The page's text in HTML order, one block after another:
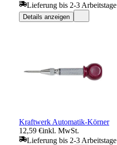
Lieferung bis 2-3 Arbeitstage
Details anzeigen
Kraftwerk Automatik-Körner
12,59 €inkl. MwSt.
Lieferung bis 2-3 Arbeitstage